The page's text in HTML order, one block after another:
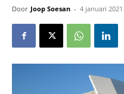
Door Joop Soesan - 4 januari 2021